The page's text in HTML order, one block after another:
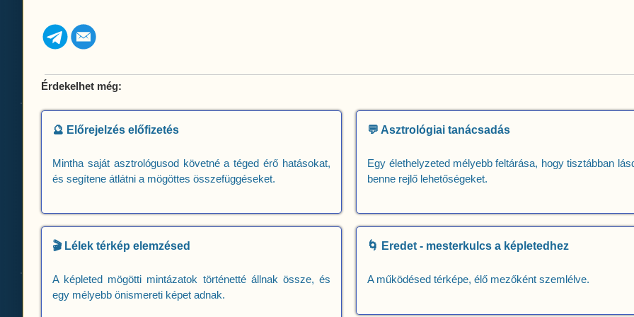
Érdekelhet még:
🔮 Előrejelzés előfizetés
Mintha saját asztrológusod követné a téged érő hatásokat,
és segítene átlátni a mögöttes összefüggéseket.
💬 Asztrológiai tanácsadás
Egy élethelyzeted mélyebb feltárása, hogy tisztábban
benne rejlő lehetőségeket.
🎬 Lélek térkép elemzésed
A képleted mögötti mintázatok történetté állnak össze, és
egy mélyebb önismereti képet adnak.
🌀 Eredet - mesterkulcs a képletedhez
A működésed térképe, élő mezőként szemlélve.